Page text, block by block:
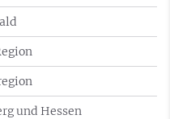
und Hessen